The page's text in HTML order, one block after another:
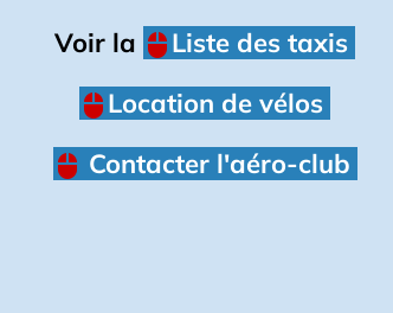
Voir la
Liste des taxis
Location de vélos
Contacter l'aéro-club